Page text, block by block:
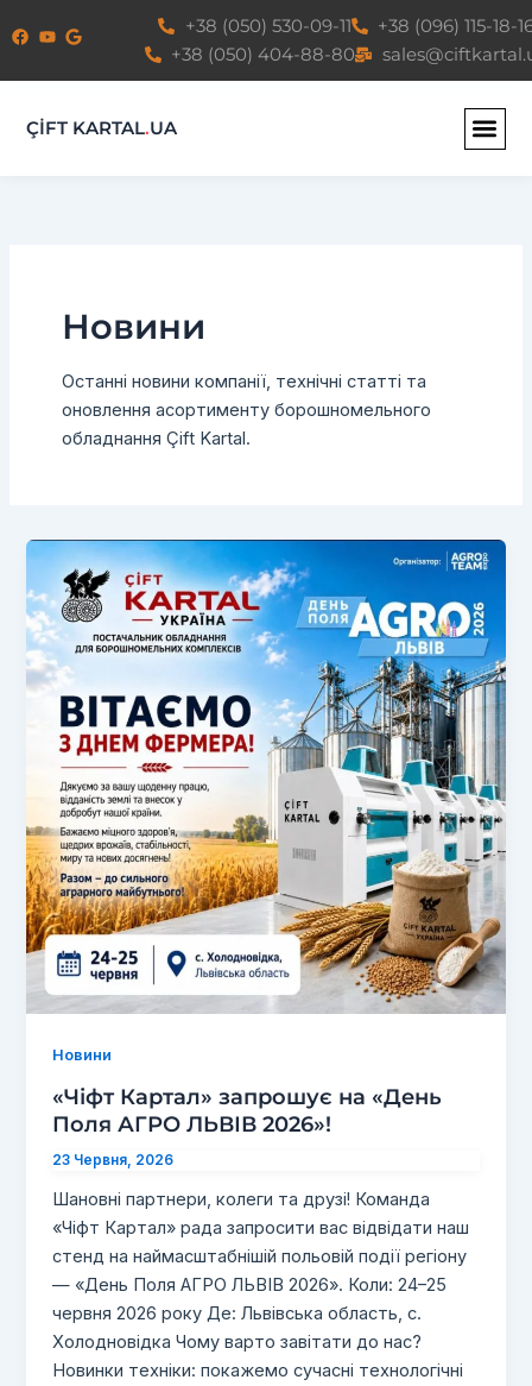
до
+38 (050) 530-09-11
+38 (096) 115-18-
+38 (050) 404-88-80
ÇİFT KARTAL.UA
Новини
Останні новини компанії, технічні статті та
оновлення асортименту борошномельного
обладнання Çift Kartal.
Новини
«Чіфт Картал» запрошує на «День
Поля АГРО ЛЬВІВ 2026»!
23 Червня, 2026
Шановні партнери, колеги та друзі! Команда
«Чіфт Картал» рада запросити вас відвідати наш
стенд на наймасштабнішій польовій події регіону
— «День Поля АГРО ЛЬВІВ 2026». Коли: 24–25
червня 2026 року Де: Львівська область, с.
Холодновідка Чому варто завітати до нас?
Новинки техніки: покажемо сучасні технологічні